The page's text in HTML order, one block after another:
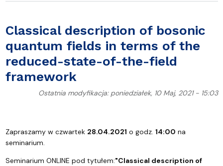
Classical description of bosonic
quantum fields in terms of the
reduced-state-of-the-field
framework
Ostatnia modyfikacja: poniedziałek, 10 Maj, 2021 - 15:03
Zapraszamy w czwartek 28.04.2021 o godz. 14:00 na
seminarium.
Seminarium ONLINE pod tytułem:"Classical description of